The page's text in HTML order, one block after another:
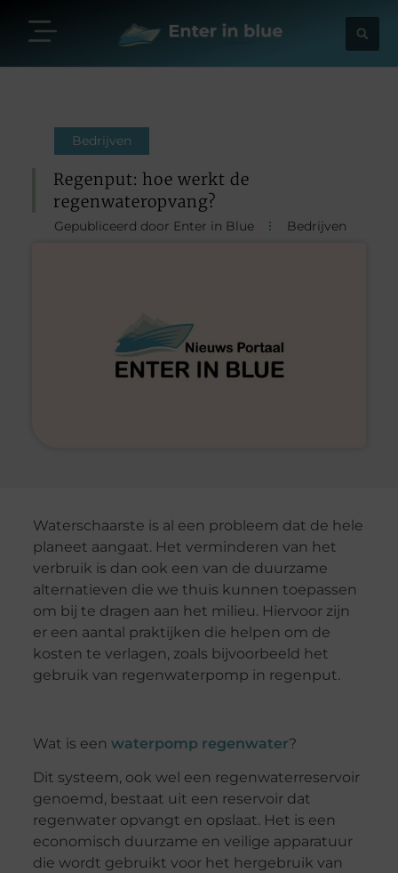
Bedrijven
Regenput: hoe werkt de
regenwateropvang?
Gepubliceerd door Enter in Blue Bedrijven
Waterschaarste is al een probleem dat de hele
planeet aangaat. Het verminderen van het
verbruik is dan ook een van de duurzame
alternatieven die we thuis kunnen toepassen
om bij te dragen aan het milieu. Hiervoor zijn
er een aantal praktijken die helpen om de
kosten te verlagen, zoals bijvoorbeeld het
gebruik van regenwaterpomp in regenput.
Wat is een waterpomp regenwater?
Dit systeem, ook wel een regenwaterreservoir
genoemd, bestaat uit een reservoir dat
regenwater opvangt en opslaat. Het is een
economisch duurzame en veilige apparatuur
die wordt gebruikt voor het hergebruik van